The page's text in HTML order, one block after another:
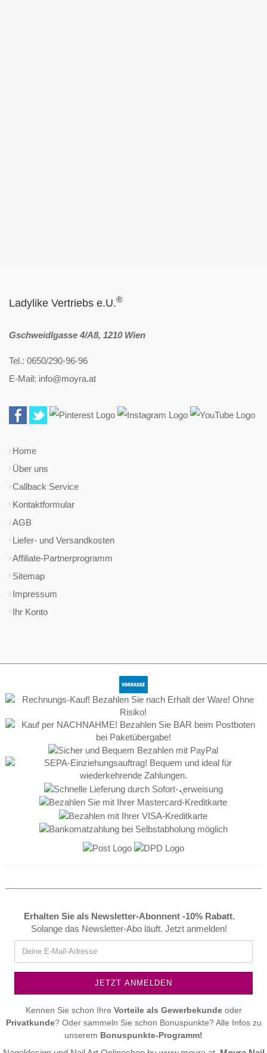
Ladylike Vertriebs e.U.®
Gschweidlgasse 4/A8, 1210 Wien
Tel.: 0650/290-96-96
E-Mail: info@moyra.at
Home
Über uns
Callback Service
Kontaktformular
AGB
Liefer- und Versandkosten
Affiliate-Partnerprogramm
Sitemap
Impressum
Ihr Konto
Erhalten Sie als Newsletter-Abonnent -10% Rabatt.
Solange das Newsletter-Abo läuft. Jetzt anmelden!
Kennen Sie schon Ihre Vorteile als Gewerbekundeoder
Privatkunde? Oder sammeln Sie schon Bonuspunkte? Alle Infos zu
unserem Bonuspunkte-Programm!